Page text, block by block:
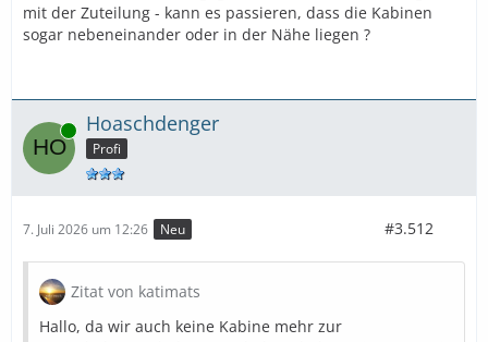
mit der Zuteilung - kann es passieren, dass die Kabinen
sogar nebeneinander oder in der Nähe liegen ?
Online Hoaschdenger
Profi
7. Juli 2026 um 12:26 Neu #3.512
Zitat von katimats
Hallo, da wir auch keine Kabine mehr zur